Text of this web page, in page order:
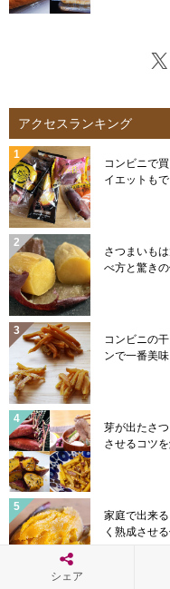
X
アクセスランキング
コンビニで
イエットも
さつまいも
べ方と驚き
コンビニの
ンで一番美
芽が出たさ
させるコツ
家庭で出来
く熟成させ
シェア